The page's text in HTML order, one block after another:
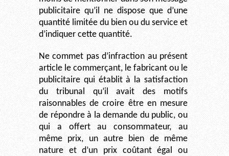
publicitaire qu’il ne dispose que d’une
quantité limitée du bien ou du service et
d’indiquer cette quantité.
Ne commet pas d’infraction au présent
article le commerçant, le fabricant ou le
publicitaire qui établit à la satisfaction
du tribunal qu’il avait des motifs
raisonnables de croire être en mesure
de répondre à la demande du public, ou
qui a offert au consommateur, au
même prix, un autre bien de même
nature et d’un prix coûtant égal ou